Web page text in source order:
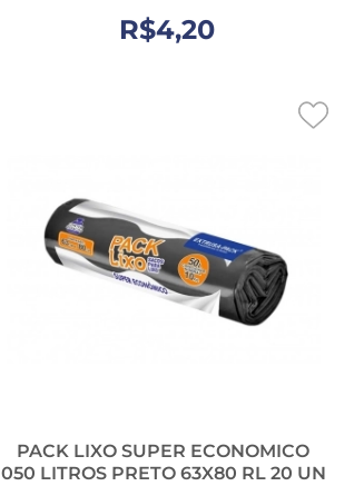
R$4,20
PACK LIXO SUPER ECONOMICO
050 LITROS PRETO 63X80 RL 20 UN